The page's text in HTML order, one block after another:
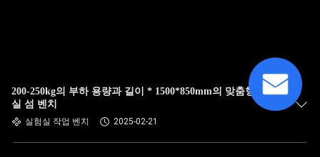
200-250kg의 부하 용량과 길이 * 1500*850mm의 맞춤형 실험
실 섬 벤치
실험실 작업 벤치 2025-02-21